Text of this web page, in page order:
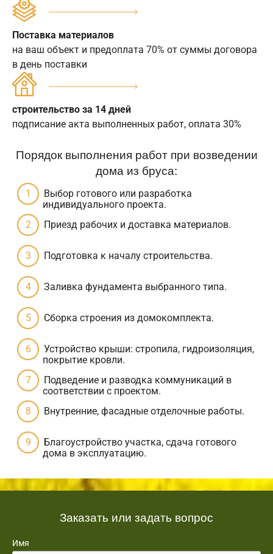
Поставка материалов
на ваш объект и предоплата 70% от суммы договора
в день поставки
строительство за 14 дней
подписание акта выполненных работ, оплата 30%
Порядок выполнения работ при возведении
дома из бруса:
Выбор готового или разработка
индивидуального проекта.
Приезд рабочих и доставка материалов.
Подготовка к началу строительства.
Заливка фундамента выбранного типа.
Сборка строения из домокомплекта.
Устройство крыши: стропила, гидроизоляция,
покрытие кровли.
Подведение и разводка коммуникаций в
соответствии с проектом.
Внутренние, фасадные отделочные работы.
Благоустройство участка, сдача готового
дома в эксплуатацию.
Заказать или задать вопрос
Имя